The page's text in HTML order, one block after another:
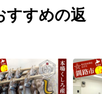
な魅力です！ 夏でも最
釧路市は移住や長期滞
すすめの返